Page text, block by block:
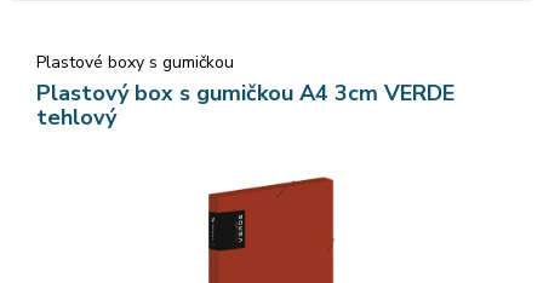
Plastové boxy s gumičkou
Plastový box s gumičkou A4 3cm VERDE
tehlový